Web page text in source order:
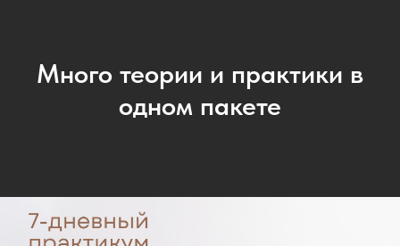
Много теории и практики в
одном пакете